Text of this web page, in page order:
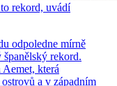
rekord, uvádí
odpoledne mírně
španělský rekord.
která
a v západním